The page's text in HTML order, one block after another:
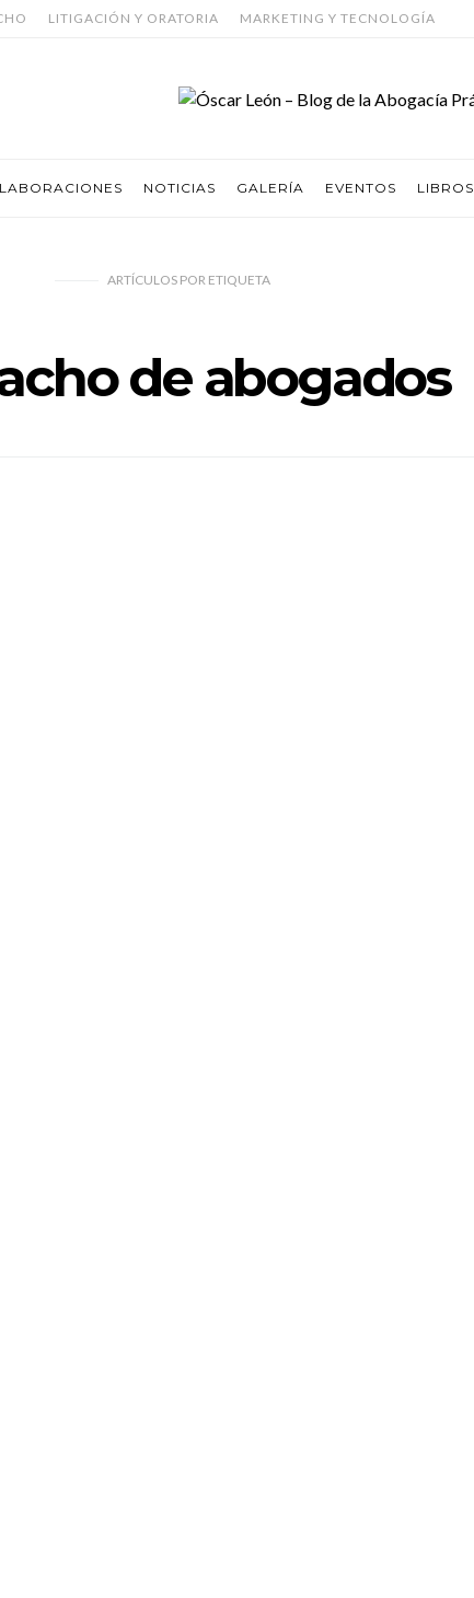
LITIGACIÓN Y ORATORIA MARKETING Y TECNOLOGÍA
NOTICIAS GALERÍA EVENTOS LIBROS
ARTÍCULOS PORETIQUETA
de abogados